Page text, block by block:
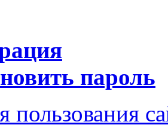
пароль
пользования